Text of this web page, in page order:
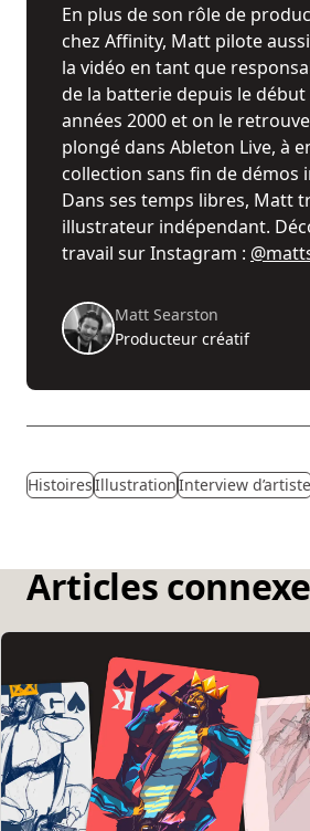
En plus de son rôle de
chez Affinity, Matt pilote
la vidéo en tant que
de la batterie depuis le début
années 2000 et on le
plongé dans Ableton Live, à
collection sans fin de démos
Dans ses temps libres, Matt
illustrateur indépendant.
travail sur Instagram :
Matt Searston
Producteur créatif
HistoiresIllustrationInterview d’artiste
Articles